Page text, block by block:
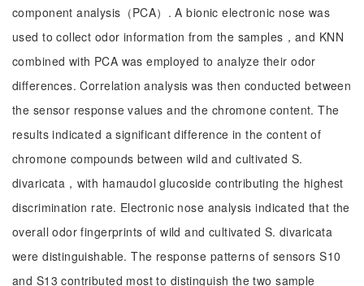
component analysis（PCA）. A bionic electronic nose was
used to collect odor information from the samples，and KNN
combined with PCA was employed to analyze their odor
differences. Correlation analysis was then conducted between
the sensor response values and the chromone content. The
results indicated a significant difference in the content of
chromone compounds between wild and cultivated S.
divaricata，with hamaudol glucoside contributing the highest
discrimination rate. Electronic nose analysis indicated that the
overall odor fingerprints of wild and cultivated S. divaricata
were distinguishable. The response patterns of sensors S10
and S13 contributed most to distinguish the two sample